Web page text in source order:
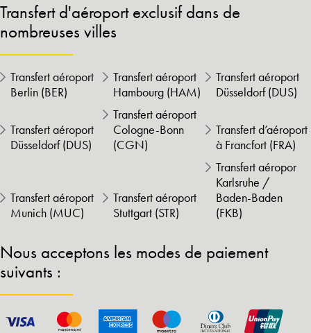
Transfert d'aéroport exclusif dans de
nombreuses villes
Transfert aéroport
Berlin (BER)
Transfert aéroport
Hambourg (HAM)
Transfert aéroport
Düsseldorf (DUS)
Transfert aéroport
Düsseldorf (DUS)
Transfert aéroport
Cologne-Bonn
(CGN)
Transfert d’aéroport
à Francfort (FRA)
Transfert aéroport
Munich (MUC)
Transfert aéroport
Stuttgart (STR)
Transfert aéropor
Karlsruhe /
Baden-Baden
(FKB)
Nous acceptons les modes de paiement
suivants :